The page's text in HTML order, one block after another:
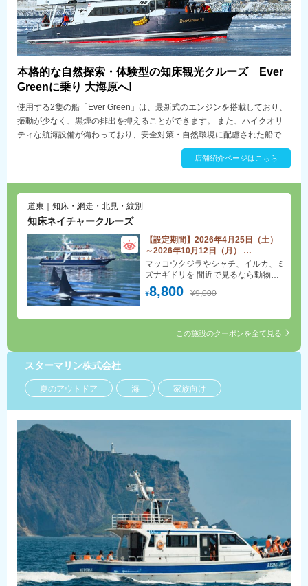
本格的な自然探索・体験型の知床観光クルーズ Ever
Greenに乗り 大海原へ!
使用する2隻の船「Ever Green」は、最新式のエンジンを搭載しており、
振動が少なく、黒煙の排出を抑えることができます。 また、ハイクオリ
ティな航海設備が備わっており、安全対策・自然環境に配慮された船で
す。流氷が育む海の生態系と、原始から続く陸の生態系の相互関係が、知
床の「いのち」です。 たくさんの野生動物との出会いから、 世界自然遺
店舗紹介ページはこちら
道東｜知床・網走・北見・紋別
知床ネイチャークルーズ
【設定期間】2026年4月25日（土）
～2026年10月12日（月）
夏季クルーズ クジラ・イルカ・バー
ドウォッチング
約】
¥8,800 ¥9,000
マッコウクジラやシャチ、イルカ、ミ
ズナギドリを 間近で見るなら動物探
索クルージング 所要時間約2時間半
のクルージングです
この施設のクーポンを全て見る
スターマリン株式会社
夏のアウトドア 海 家族向け